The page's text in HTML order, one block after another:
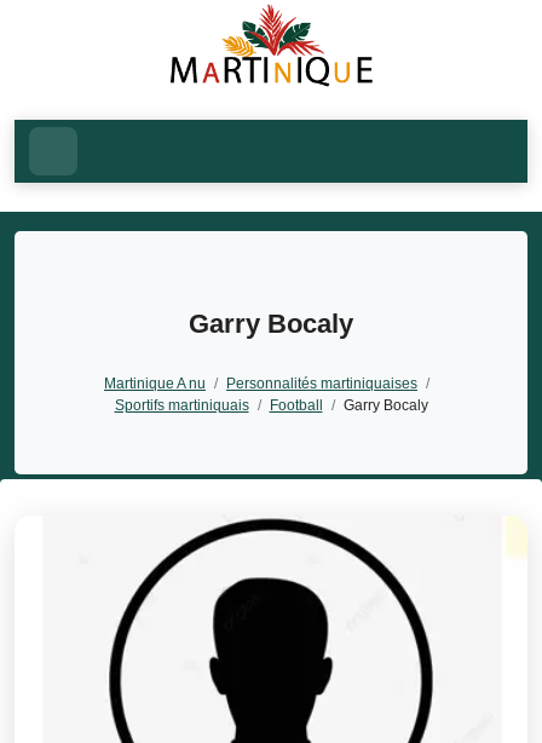
Garry Bocaly
Martinique A nu / Personnalités martiniquaises /
Sportifs martiniquais / Football / Garry Bocaly